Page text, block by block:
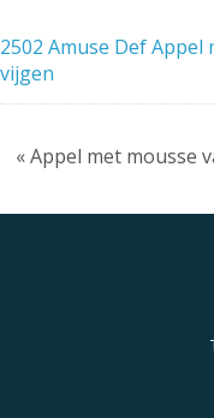
2502 Amuse Def
vijgen
« Appel met mousse